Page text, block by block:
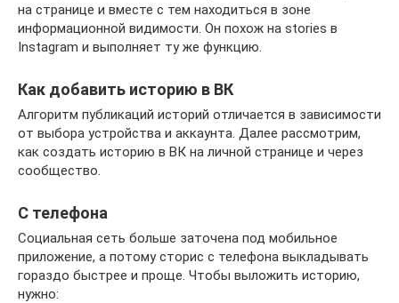
на странице и вместе с тем находиться в зоне
информационной видимости. Он похож на stories в
Instagram и выполняет ту же функцию.
Как добавить историю в ВК
Алгоритм публикаций историй отличается в зависимости
от выбора устройства и аккаунта. Далее рассмотрим,
как создать историю в ВК на личной странице и через
сообщество.
С телефона
Социальная сеть больше заточена под мобильное
приложение, а потому сторис с телефона выкладывать
гораздо быстрее и проще. Чтобы выложить историю,
нужно: